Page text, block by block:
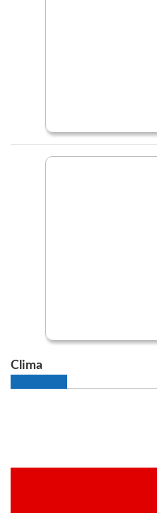
Clima